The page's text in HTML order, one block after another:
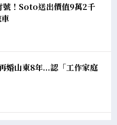
！Soto送出價值9萬2千
婚山東8年...認「工作家庭